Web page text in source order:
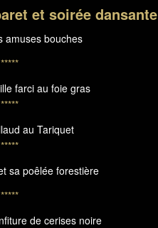
et soirée dansante
amuses bouches
*****
farci au foie gras
*****
au Tariquet
*****
sa poêlée forestière
*****
de cerises noire